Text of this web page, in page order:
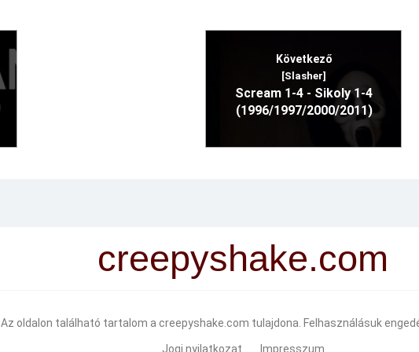
Következő
[Slasher]
Scream 1-4 - Sikoly 1-4
(1996/1997/2000/2011)
creepyshake.com
Az oldalon található tartalom a creepyshake.com tulajdona. Felhasználásuk
Jogi nyilatkozat Impresszum